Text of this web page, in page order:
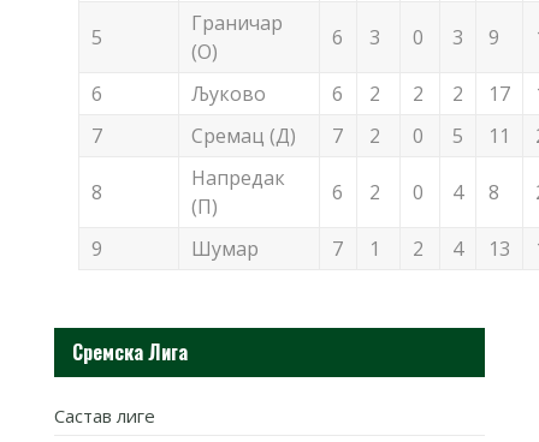
5
Граничар
(О)
6 3 0 3 9
6 Љуково 6 2 2 2 17
7
Сремац (Д) 7 2 0 5 11
8
Напредак
(П)
6 2 0 4 8
9 Шумар 7 1 2 4 13
Сремска Лига
Састав лиге